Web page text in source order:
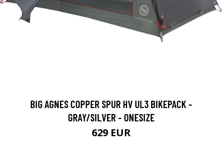
BIG AGNES COPPER SPUR HV UL3 BIKEPACK -
GRAY/SILVER - ONESIZE
629 EUR